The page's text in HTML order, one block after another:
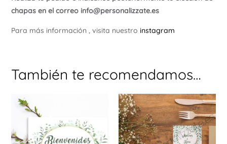
chapas en el correo info@personalizzate.es
Para más información , visita nuestro instagram
También te recomendamos…
Este
producto
tiene
múltiples